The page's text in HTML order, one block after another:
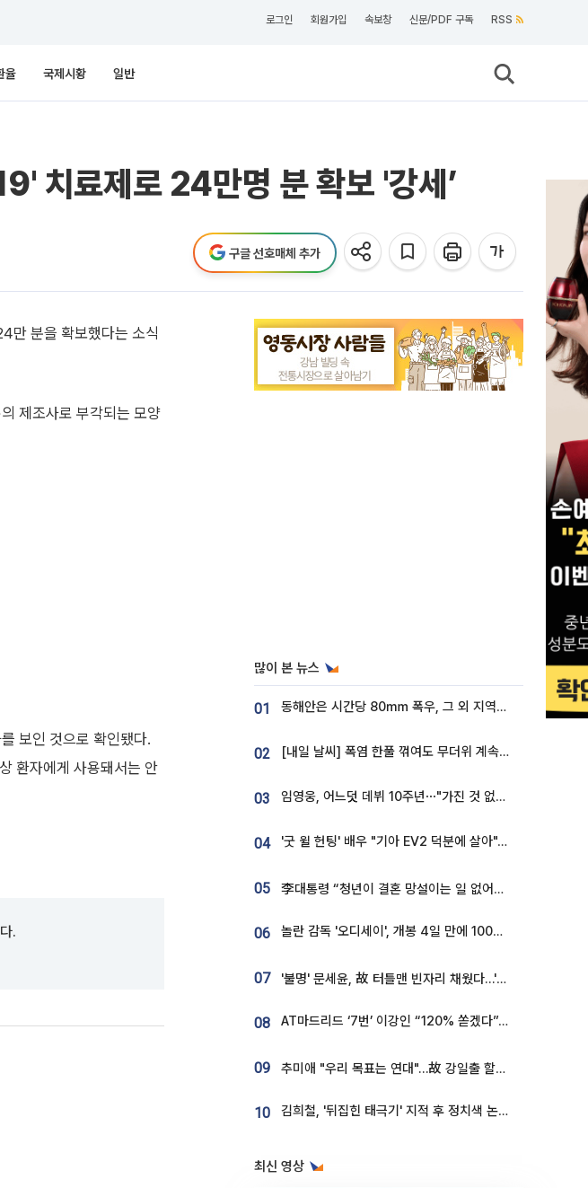
로그인 회원가입 속보창 신문/PDF 구독 RSS
율 국제시황 일반
치료제로 24만명 분 확보 '강세’
구글 선호매체 추가
만 분을 확보했다는 소식
제조사로 부각되는 모양
보인 것으로 확인됐다.
환자에게 사용돼서는 안
.
많이 본 뉴스
01 동해안은 시간당 80㎜ 폭우, 그 외 지역은 폭염…‘극과 극 날씨’
02 [내일 날씨] 폭염 한풀 꺾여도 무더위 계속⋯동해안 이틀 연속 비
03 임영웅, 어느덧 데뷔 10주년⋯"가진 것 없던 시절, 내 앞엔 20명의 팬뿐"
04 '굿 윌 헌팅' 배우 "기아 EV2 덕분에 살아"…교통사고 후 안전성 극찬
05 李대통령 “청년이 결혼 망설이는 일 없어야...제도상 불이익 조사”
06 놀란 감독 '오디세이', 개봉 4일 만에 100만 돌파⋯'왕사남' 보다 빠르다
07 '불명' 문세윤, 故 터틀맨 빈자리 채웠다…'거북이' 눈물의 최종 우승
08 AT마드리드 ‘7번’ 이강인 “120% 쏟겠다”⋯시메오네 감독 “필요한 선수”
09 추미애 "우리 목표는 연대"…故 강일출 할머니 흉상 제막
10 김희철, '뒤집힌 태극기' 지적 후 정치색 논란…"좌우 떠나 우리나라 국기"
최신 영상